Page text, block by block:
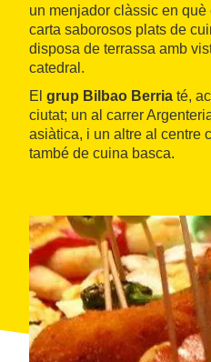
un menjador clàssic en
carta saborosos plats de
disposa de terrassa amb
catedral.
El grup Bilbao Berria té,
ciutat; un al carrer
asiàtica, i un altre al centre
també de cuina basca.